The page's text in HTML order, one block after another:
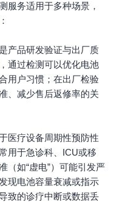
服务适用于多种场景，
产品研发验证与出厂质
通过检测可以优化电池
用户习惯；在出厂检验
、减少售后返修率的关
医疗设备周期性预防性
用于急诊科、ICU或移
（如“虚电”）可能引发严
现电池容量衰减或指示
致的诊疗中断或数据丢